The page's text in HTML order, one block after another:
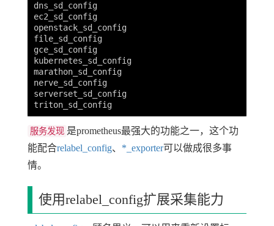
dns_sd_config
ec2_sd_config
openstack_sd_config
file_sd_config
gce_sd_config
kubernetes_sd_config
marathon_sd_config
nerve_sd_config
serverset_sd_config
服务发现 是prometheus最强大的功能之一，这个功
能配合relabel_config、 *_exporter可以做成很多事
情。
使用relabel_config扩展采集能力